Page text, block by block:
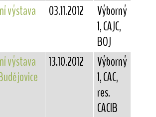
výstava
03.11.2012
Výborný
1, CAJC,
BOJ
výstava
13.10.2012
Výborný
1, CAC,
res.
CACIB